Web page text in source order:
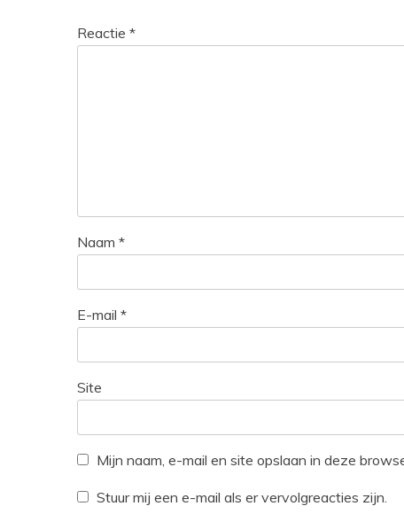
Reactie *
Naam *
E-mail *
Site
Mijn naam, e-mail en site opslaan in deze
Stuur mij een e-mail als er vervolgreacties zijn.